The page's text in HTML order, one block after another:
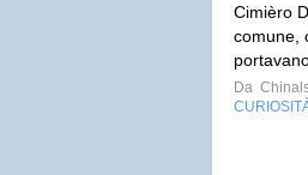
Cimièro
comune,
Da